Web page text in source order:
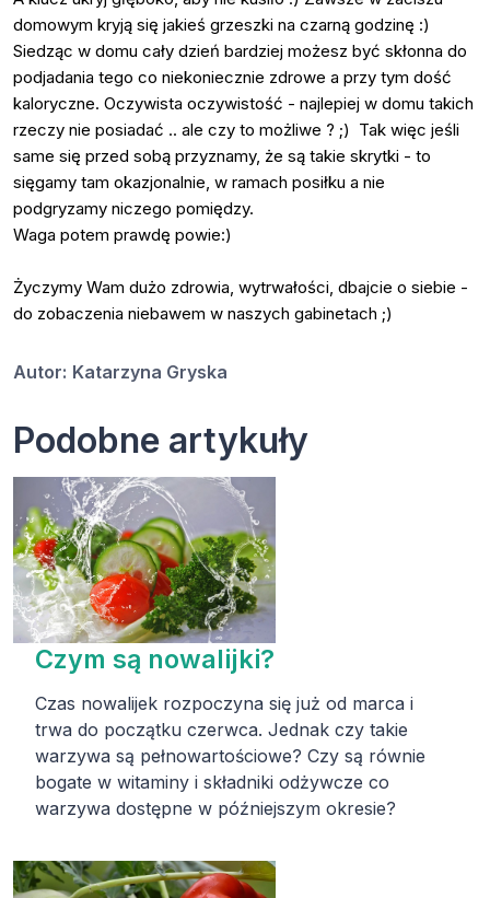
domowym kryją się jakieś grzeszki na czarną godzinę :)
Siedząc w domu cały dzień bardziej możesz być skłonna do
podjadania tego co niekoniecznie zdrowe a przy tym dość
kaloryczne. Oczywista oczywistość - najlepiej w domu takich
rzeczy nie posiadać .. ale czy to możliwe ? ;) Tak więc jeśli
same się przed sobą przyznamy, że są takie skrytki - to
sięgamy tam okazjonalnie, w ramach posiłku a nie
podgryzamy niczego pomiędzy.
Waga potem prawdę powie:)
Życzymy Wam dużo zdrowia, wytrwałości, dbajcie o siebie -
do zobaczenia niebawem w naszych gabinetach ;)
Autor: Katarzyna Gryska
Podobne artykuły
Czym są nowalijki?
Czas nowalijek rozpoczyna się już od marca i
trwa do początku czerwca. Jednak czy takie
warzywa są pełnowartościowe? Czy są równie
bogate w witaminy i składniki odżywcze co
warzywa dostępne w późniejszym okresie?